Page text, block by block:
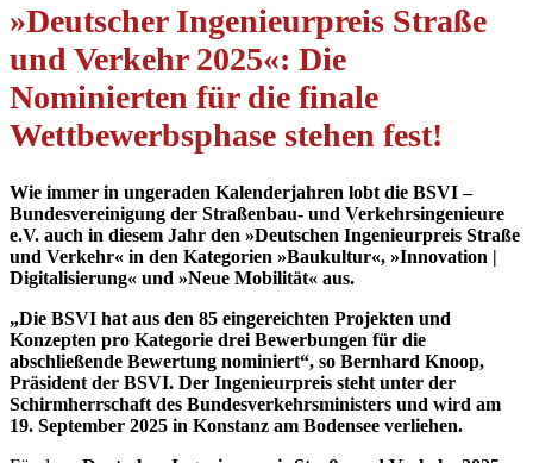
»Deutscher Ingenieurpreis Straße
und Verkehr 2025«: Die
Nominierten für die finale
Wettbewerbsphase stehen fest!
Wie immer in ungeraden Kalenderjahren lobt die BSVI –
Bundesvereinigung der Straßenbau- und Verkehrsingenieure
e.V. auch in diesem Jahr den »Deutschen Ingenieurpreis Straße
und Verkehr« in den Kategorien »Baukultur«, »Innovation |
Digitalisierung« und »Neue Mobilität« aus.
„Die BSVI hat aus den 85 eingereichten Projekten und
Konzepten pro Kategorie drei Bewerbungen für die
abschließende Bewertung nominiert“, so Bernhard Knoop,
Präsident der BSVI. Der Ingenieurpreis steht unter der
Schirmherrschaft des Bundesverkehrsministers und wird am
19. September 2025 in Konstanz am Bodensee verliehen.